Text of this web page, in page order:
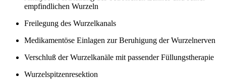
empfindlichen Wurzeln
Freilegung des Wurzelkanals
Medikamentöse Einlagen zur Beruhigung der Wurzelnerven
Verschluß der Wurzelkanäle mit passender Füllungstherapie
Wurzelspitzenresektion